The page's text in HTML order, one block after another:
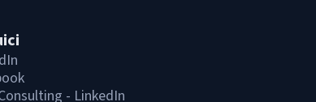
- LinkedIn